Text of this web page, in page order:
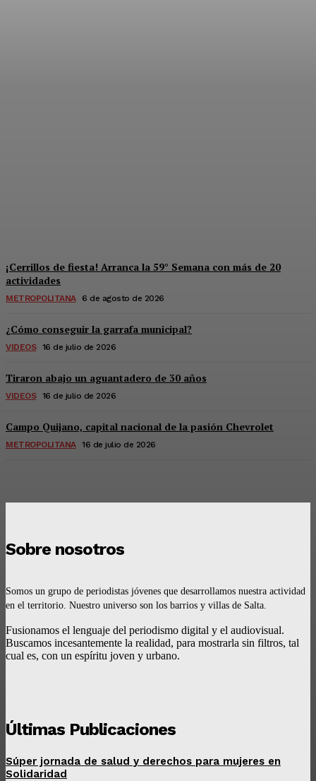
¡Cerrillos de fiesta! Arranca la 59° Semana con más de 20
actividades
METROPOLITANA 6 de agosto de 2026
¿Cómo conseguir la garrafa municipal?
VIDEOS 16 de julio de 2026
Tiraron abajo un aguantadero de 30 años
VIDEOS 16 de julio de 2026
Campo Quijano, capital nacional de la pasión Chevrolet
METROPOLITANA 16 de julio de 2026
Sobre nosotros
Somos un grupo de periodistas jóvenes que desarrollamos nuestra actividad
en el territorio. Nuestro universo son los barrios y villas de Salta.
Fusionamos el lenguaje del periodismo digital y el audiovisual.
Buscamos incesantemente la realidad, para mostrarla sin filtros, tal
cual es, con un espíritu joven y urbano.
Últimas Publicaciones
Súper jornada de salud y derechos para mujeres en
Solidaridad